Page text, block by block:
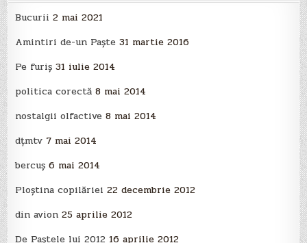
Bucurii 2 mai 2021
Amintiri de-un Paște 31 martie 2016
Pe furiș 31 iulie 2014
politica corectă 8 mai 2014
nostalgii olfactive 8 mai 2014
dțmtv 7 mai 2014
bercuș 6 mai 2014
Ploştina copilăriei 22 decembrie 2012
din avion 25 aprilie 2012
De Paştele lui 2012 16 aprilie 2012